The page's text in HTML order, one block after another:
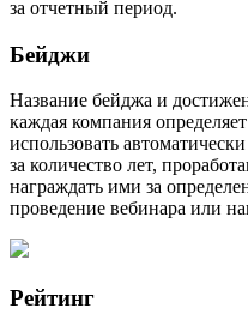
за отчетный период.
Бейджи
Название бейджа и
каждая компания
использовать
за количество лет,
награждать ими за
проведение вебинара или
Рейтинг